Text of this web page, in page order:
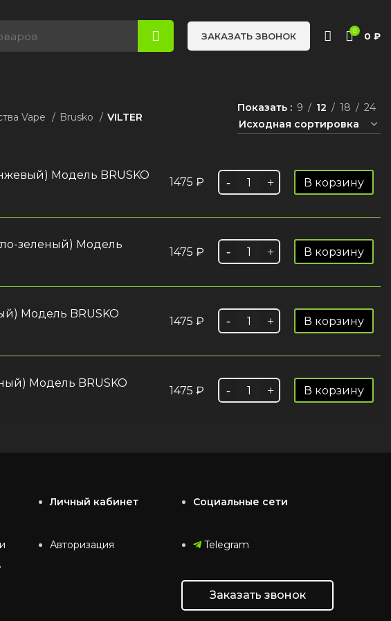
ЗАКАЗАТЬ ЗВОНОК 0 0 ₽
Vape Brusko VILTER
Показать 9 12 18 24
Модель BRUSKO
1475 ₽ В корзину
зеленый) Модель
1475 ₽ В корзину
Модель BRUSKO
1475 ₽ В корзину
Модель BRUSKO
1475 ₽ В корзину
Личный кабинет
Авторизация
Социальные сети
Telegram
Заказать звонок